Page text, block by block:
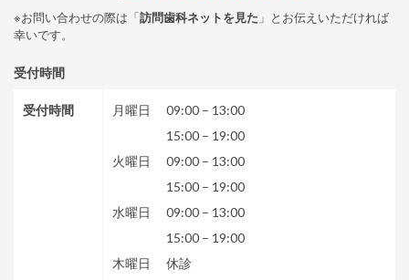
※お問い合わせの際は「訪問歯科ネットを見た 」とお伝えいただければ
幸いです。
受付時間
受付時間 月曜日 09:00 – 13:00
15:00 – 19:00
火曜日
09:00 – 13:00
15:00 – 19:00
水曜日
09:00 – 13:00
15:00 – 19:00
木曜日
休診